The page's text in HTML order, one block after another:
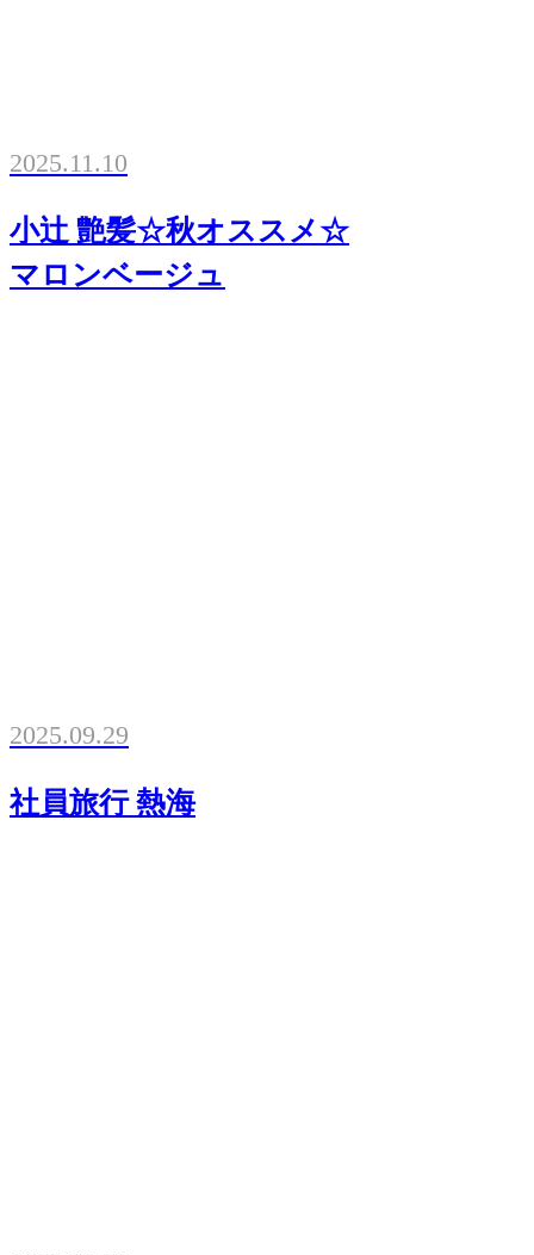
2025.11.10
小辻 艶髪☆秋オススメ☆
マロンベージュ
2025.09.29
社員旅行 熱海